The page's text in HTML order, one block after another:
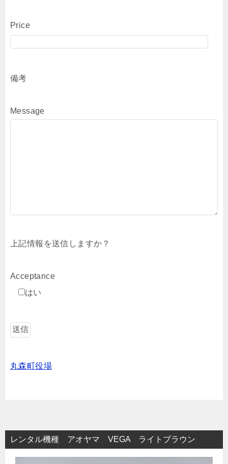
Price
備考
Message
上記情報を送信しますか？
Acceptance
はい
丸森町役場
レンタル機種 アオヤマ VEGA ライトブラウン